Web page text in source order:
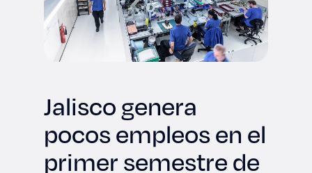
Jalisco genera
pocos empleos en el
primer semestre de